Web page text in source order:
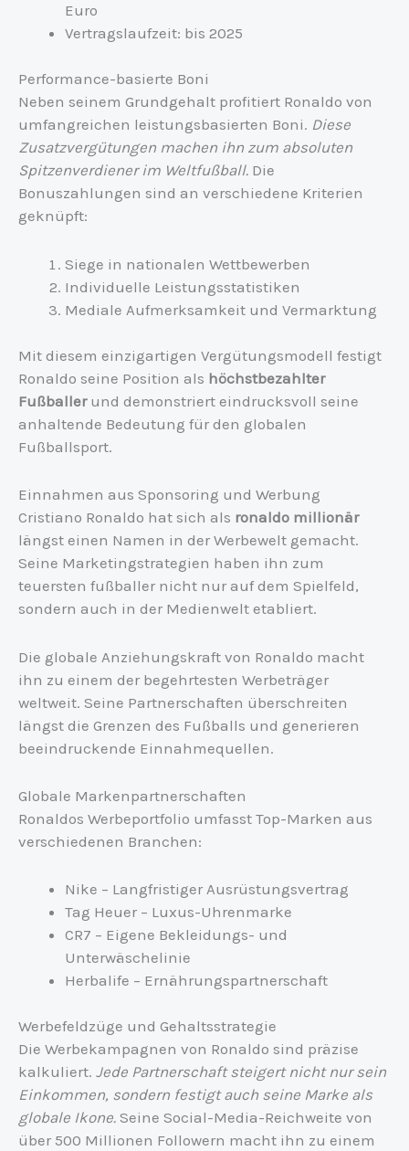
Euro
Vertragslaufzeit: bis 2025
Performance-basierte Boni
Neben seinem Grundgehalt profitiert Ronaldo von
umfangreichen leistungsbasierten Boni. Diese
Zusatzvergütungen machen ihn zum absoluten
Spitzenverdiener im Weltfußball. Die
Bonuszahlungen sind an verschiedene Kriterien
geknüpft:
Siege in nationalen Wettbewerben
Individuelle Leistungsstatistiken
Mediale Aufmerksamkeit und Vermarktung
Mit diesem einzigartigen Vergütungsmodell festigt
Ronaldo seine Position als höchstbezahlter
Fußballerund demonstriert eindrucksvoll seine
anhaltende Bedeutung für den globalen
Fußballsport.
Einnahmen aus Sponsoring und Werbung
Cristiano Ronaldo hat sich als ronaldo millionär
längst einen Namen in der Werbewelt gemacht.
Seine Marketingstrategien haben ihn zum
teuersten fußballer nicht nur auf dem Spielfeld,
sondern auch in der Medienwelt etabliert.
Die globale Anziehungskraft von Ronaldo macht
ihn zu einem der begehrtesten Werbeträger
weltweit. Seine Partnerschaften überschreiten
längst die Grenzen des Fußballs und generieren
beeindruckende Einnahmequellen.
Globale Markenpartnerschaften
Ronaldos Werbeportfolio umfasst Top-Marken aus
verschiedenen Branchen:
Nike – Langfristiger Ausrüstungsvertrag
Tag Heuer – Luxus-Uhrenmarke
CR7 – Eigene Bekleidungs- und
Unterwäschelinie
Herbalife – Ernährungspartnerschaft
Werbefeldzüge und Gehaltsstrategie
Die Werbekampagnen von Ronaldo sind präzise
kalkuliert. Jede Partnerschaft steigert nicht nur sein
Einkommen, sondern festigt auch seine Marke als
globale Ikone. Seine Social-Media-Reichweite von
über 500 Millionen Followern macht ihn zu einem